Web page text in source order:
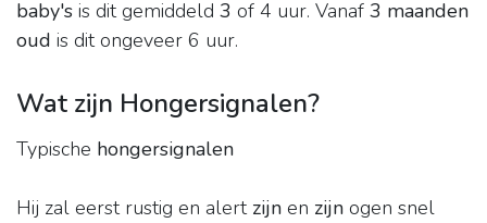
baby's is dit gemiddeld 3 of 4 uur. Vanaf 3 maanden
oud is dit ongeveer 6 uur.
Wat zijn Hongersignalen?
Typische hongersignalen
Hij zal eerst rustig en alert zijn en zijn ogen snel